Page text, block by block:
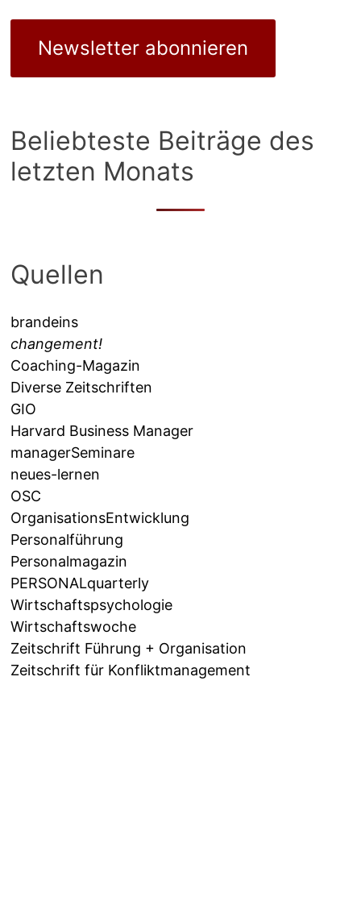
Newsletter abonnieren
Beliebteste Beiträge des
letzten Monats
Quellen
brandeins
changement!
Coaching-Magazin
Diverse Zeitschriften
GIO
Harvard Business Manager
managerSeminare
neues-lernen
OSC
OrganisationsEntwicklung
Personalführung
Personalmagazin
PERSONALquarterly
Wirtschaftspsychologie
Wirtschaftswoche
Zeitschrift Führung + Organisation
Zeitschrift für Konfliktmanagement